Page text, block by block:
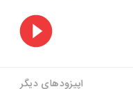
اپیزودهای دیگر